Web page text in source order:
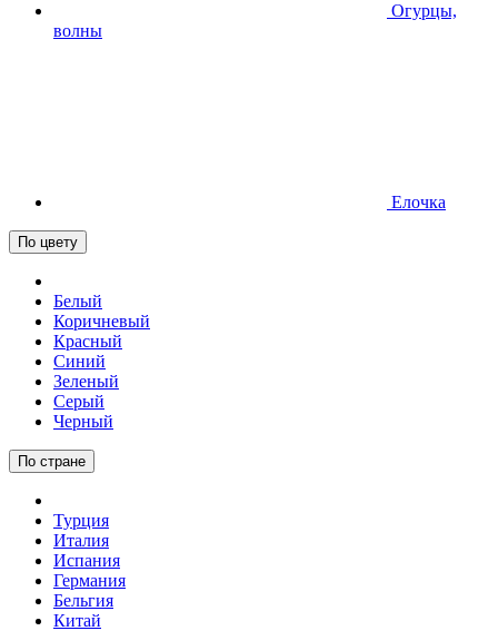
Огурцы,
волны
Елочка
По цвету
Белый
Коричневый
Красный
Синий
Зеленый
Серый
Черный
По стране
Турция
Италия
Испания
Германия
Бельгия
Китай